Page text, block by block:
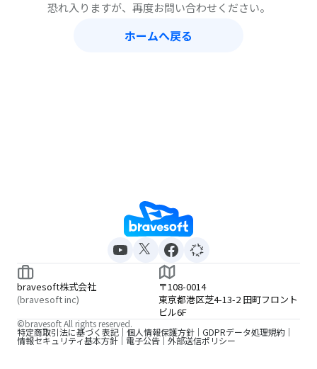
恐れ入りますが、再度お問い合わせください。
ホームへ戻る
bravesoft株式会社
(bravesoft inc)
〒108-0014
東京都港区芝4-13-2 田町フロント
ビル6F
特定商取引法に基づく表記 個人情報保護方針 GDPRデータ処理規約
情報セキュリティ基本方針 電子公告 外部送信ポリシー
©bravesoft All rights reserved.